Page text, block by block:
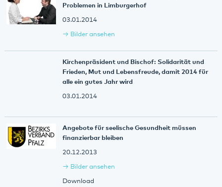
Problemen in Limburgerhof
03.01.2014
Bilder ansehen
Kirchenpräsident und Bischof: Solidarität und
Frieden, Mut und Lebensfreude, damit 2014 für
alle ein gutes Jahr wird
03.01.2014
Angebote für seelische Gesundheit müssen
finanzierbar bleiben
20.12.2013
Bilder ansehen
Download